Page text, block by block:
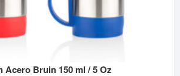
Acero Bruin 150 ml / 5 Oz